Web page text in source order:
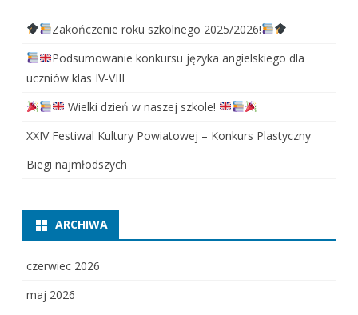
Zakończenie roku szkolnego 2025/2026!
Podsumowanie konkursu języka angielskiego dla
uczniów klas IV-VIII
Wielki dzień w naszej szkole!
XXIV Festiwal Kultury Powiatowej – Konkurs Plastyczny
Biegi najmłodszych
ARCHIWA
czerwiec 2026
maj 2026